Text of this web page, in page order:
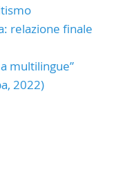
relazione finale
multilingue”
2022)